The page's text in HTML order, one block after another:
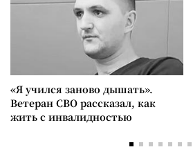
«Я учился заново дышать».
Ветеран СВО рассказал, как
жить с инвалидностью